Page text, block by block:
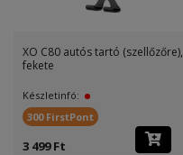
XO C80 autós tartó (szellőzőre),
fekete
Készletinfó:
300 FirstPont
3 499 Ft